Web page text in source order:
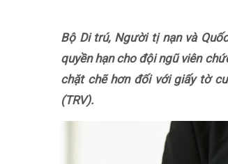
Bộ Di trú, Người tị nạn và
quyền hạn cho đội ngũ viên
chặt chẽ hơn đối với giấy tờ
(TRV).